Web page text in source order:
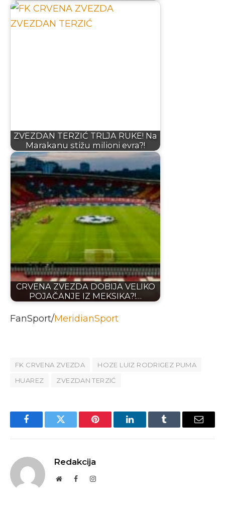
ZVEZDAN TERZIĆ TRLJA RUKE! Na
Marakanu stižu milioni evra?!
CRVENA ZVEZDA DOBIJA VELIKO
POJAČANJE IZ MEKSIKA?!…
FanSport/MeridianSport
FK CRVENA ZVEZDA
HOZE LUIZ RODRIGEZ PUMA
HUAREZ
ZVEZDAN TERZIĆ
FacebookTwitter Pinterest LinkedInTumblr Email
Redakcija
WebsiteFacebookInstagram